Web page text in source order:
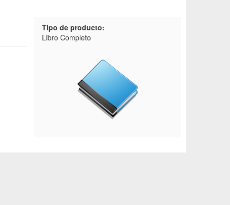
Tipo de producto:
Libro Completo